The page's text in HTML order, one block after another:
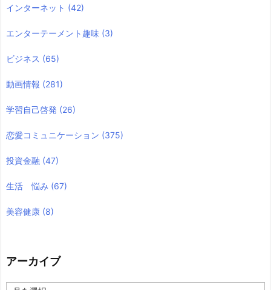
インターネット (42)
エンターテーメント趣味 (3)
ビジネス (65)
動画情報 (281)
学習自己啓発 (26)
恋愛コミュニケーション (375)
投資金融 (47)
生活 悩み (67)
美容健康 (8)
アーカイブ